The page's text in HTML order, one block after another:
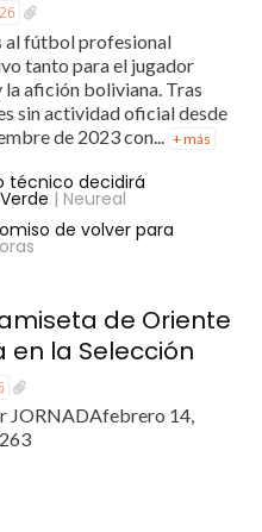
al fútbol profesional
tanto para el jugador
afición boliviana. Tras
sin actividad oficial desde
de 2023 con...
+ más
técnico decidirá
| Neureal
de volver para
de Oriente
en la Selección
JORNADAfebrero 14,